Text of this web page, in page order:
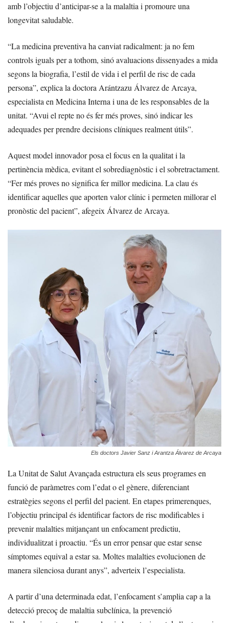
amb l’objectiu d’anticipar-se a la malaltia i promoure una
longevitat saludable.
“La medicina preventiva ha canviat radicalment: ja no fem
controls iguals per a tothom, sinó avaluacions dissenyades a mida
segons la biografia, l’estil de vida i el perfil de risc de cada
persona”, explica la doctora Arántzazu Álvarez de Arcaya,
especialista en Medicina Interna i una de les responsables de la
unitat. “Avui el repte no és fer més proves, sinó indicar les
adequades per prendre decisions clíniques realment útils”.
Aquest model innovador posa el focus en la qualitat i la
pertinència mèdica, evitant el sobrediagnòstic i el sobretractament.
“Fer més proves no significa fer millor medicina. La clau és
identificar aquelles que aporten valor clínic i permeten millorar el
pronòstic del pacient”, afegeix Álvarez de Arcaya.
Els doctors Javier Sanz i Arantza Álvarez de Arcaya
La Unitat de Salut Avançada estructura els seus programes en
funció de paràmetres com l’edat o el gènere, diferenciant
estratègies segons el perfil del pacient. En etapes primerenques,
l’objectiu principal és identificar factors de risc modificables i
prevenir malalties mitjançant un enfocament predictiu,
individualitzat i proactiu. “És un error pensar que estar sense
símptomes equival a estar sa. Moltes malalties evolucionen de
manera silenciosa durant anys”, adverteix l’especialista.
A partir d’una determinada edat, l’enfocament s’amplia cap a la
detecció precoç de malaltia subclínica, la prevenció